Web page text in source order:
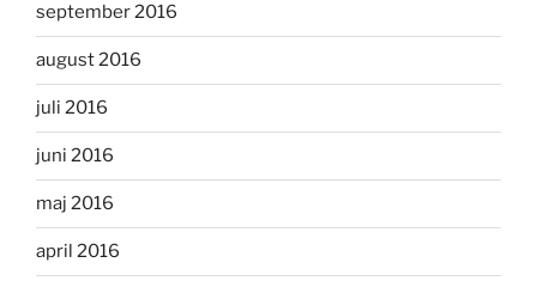
september 2016
august 2016
juli 2016
juni 2016
maj 2016
april 2016